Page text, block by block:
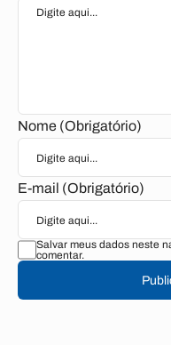
Nome (Obrigatório)
E-mail (Obrigatório)
Salvar meus dados neste
comentar.